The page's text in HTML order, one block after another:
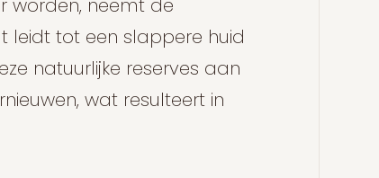
leidt tot een slappere huid
natuurlijke reserves aan
wat resulteert in